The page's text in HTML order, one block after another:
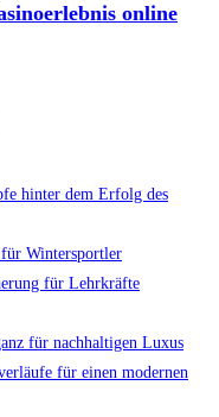
online
hinter dem Erfolg des
Wintersportler
für Lehrkräfte
für nachhaltigen Luxus
für einen modernen